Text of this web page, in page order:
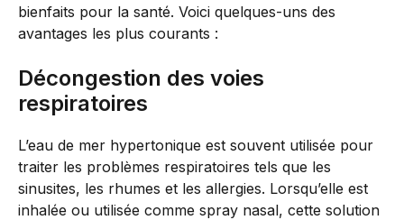
bienfaits pour la santé. Voici quelques-uns des
avantages les plus courants :
Décongestion des voies
respiratoires
L’eau de mer hypertonique est souvent utilisée pour
traiter les problèmes respiratoires tels que les
sinusites, les rhumes et les allergies. Lorsqu’elle est
inhalée ou utilisée comme spray nasal, cette solution